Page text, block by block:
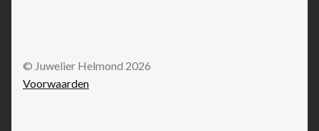
© Juwelier Helmond 2026
Voorwaarden